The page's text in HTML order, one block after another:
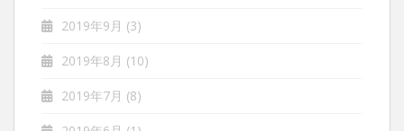
2019年9月 (3)
2019年8月 (10)
2019年7月 (8)